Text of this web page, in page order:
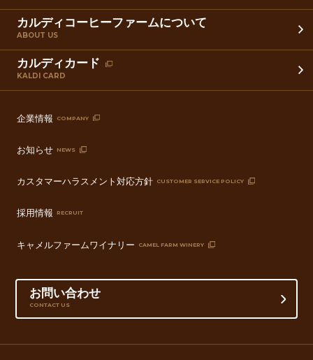
カルディコーヒーファームについて
ABOUT US
カルディカード
KALDI CARD
企業情報 COMPANY
お知らせ NEWS
カスタマーハラスメント対応方針 CUSTOMER SERVICE POLICY
採用情報 RECRUIT
キャメルファームワイナリー CAMEL FARM WINERY
お問い合わせ
CONTACT US